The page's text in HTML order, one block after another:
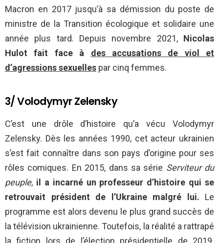
Macron en 2017 jusqu’à sa démission du poste de
ministre de la Transition écologique et solidaire une
année plus tard. Depuis novembre 2021, Nicolas
Hulot fait face à des accusations de viol et
d’agressions sexuelles par cinq femmes.
3/ Volodymyr Zelensky
C’est une drôle d’histoire qu’a vécu Volodymyr
Zelensky. Dès les années 1990, cet acteur ukrainien
s’est fait connaître dans son pays d’origine pour ses
rôles comiques. En 2015, dans sa série Serviteur du
peuple, il a incarné un professeur d’histoire qui se
retrouvait président de l’Ukraine malgré lui. Le
programme est alors devenu le plus grand succès de
la télévision ukrainienne. Toutefois, la réalité a rattrapé
la fiction lors de l’élection présidentielle de 2019.